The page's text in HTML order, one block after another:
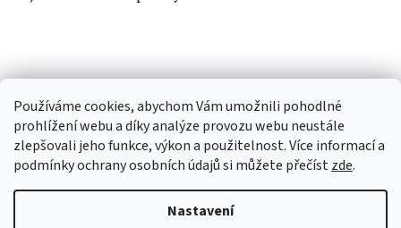
Používáme cookies, abychom Vám umožnili pohodlné
prohlížení webu a díky analýze provozu webu neustále
zlepšovali jeho funkce, výkon a použitelnost. Více informací a
podmínky ochrany osobních údajů si můžete přečístzde.
Nastavení
EN-filmy.cz CD-Soundtrack.cz
Vytvořil Shoptet